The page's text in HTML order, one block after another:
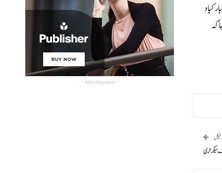
کہ
سیکرٹری
- Advertisement -